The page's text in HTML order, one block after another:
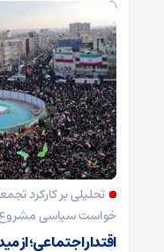
تحلیلی بر کارکرد
خواست سیاسی مشروع و
اقتدار اجتماعی؛ از